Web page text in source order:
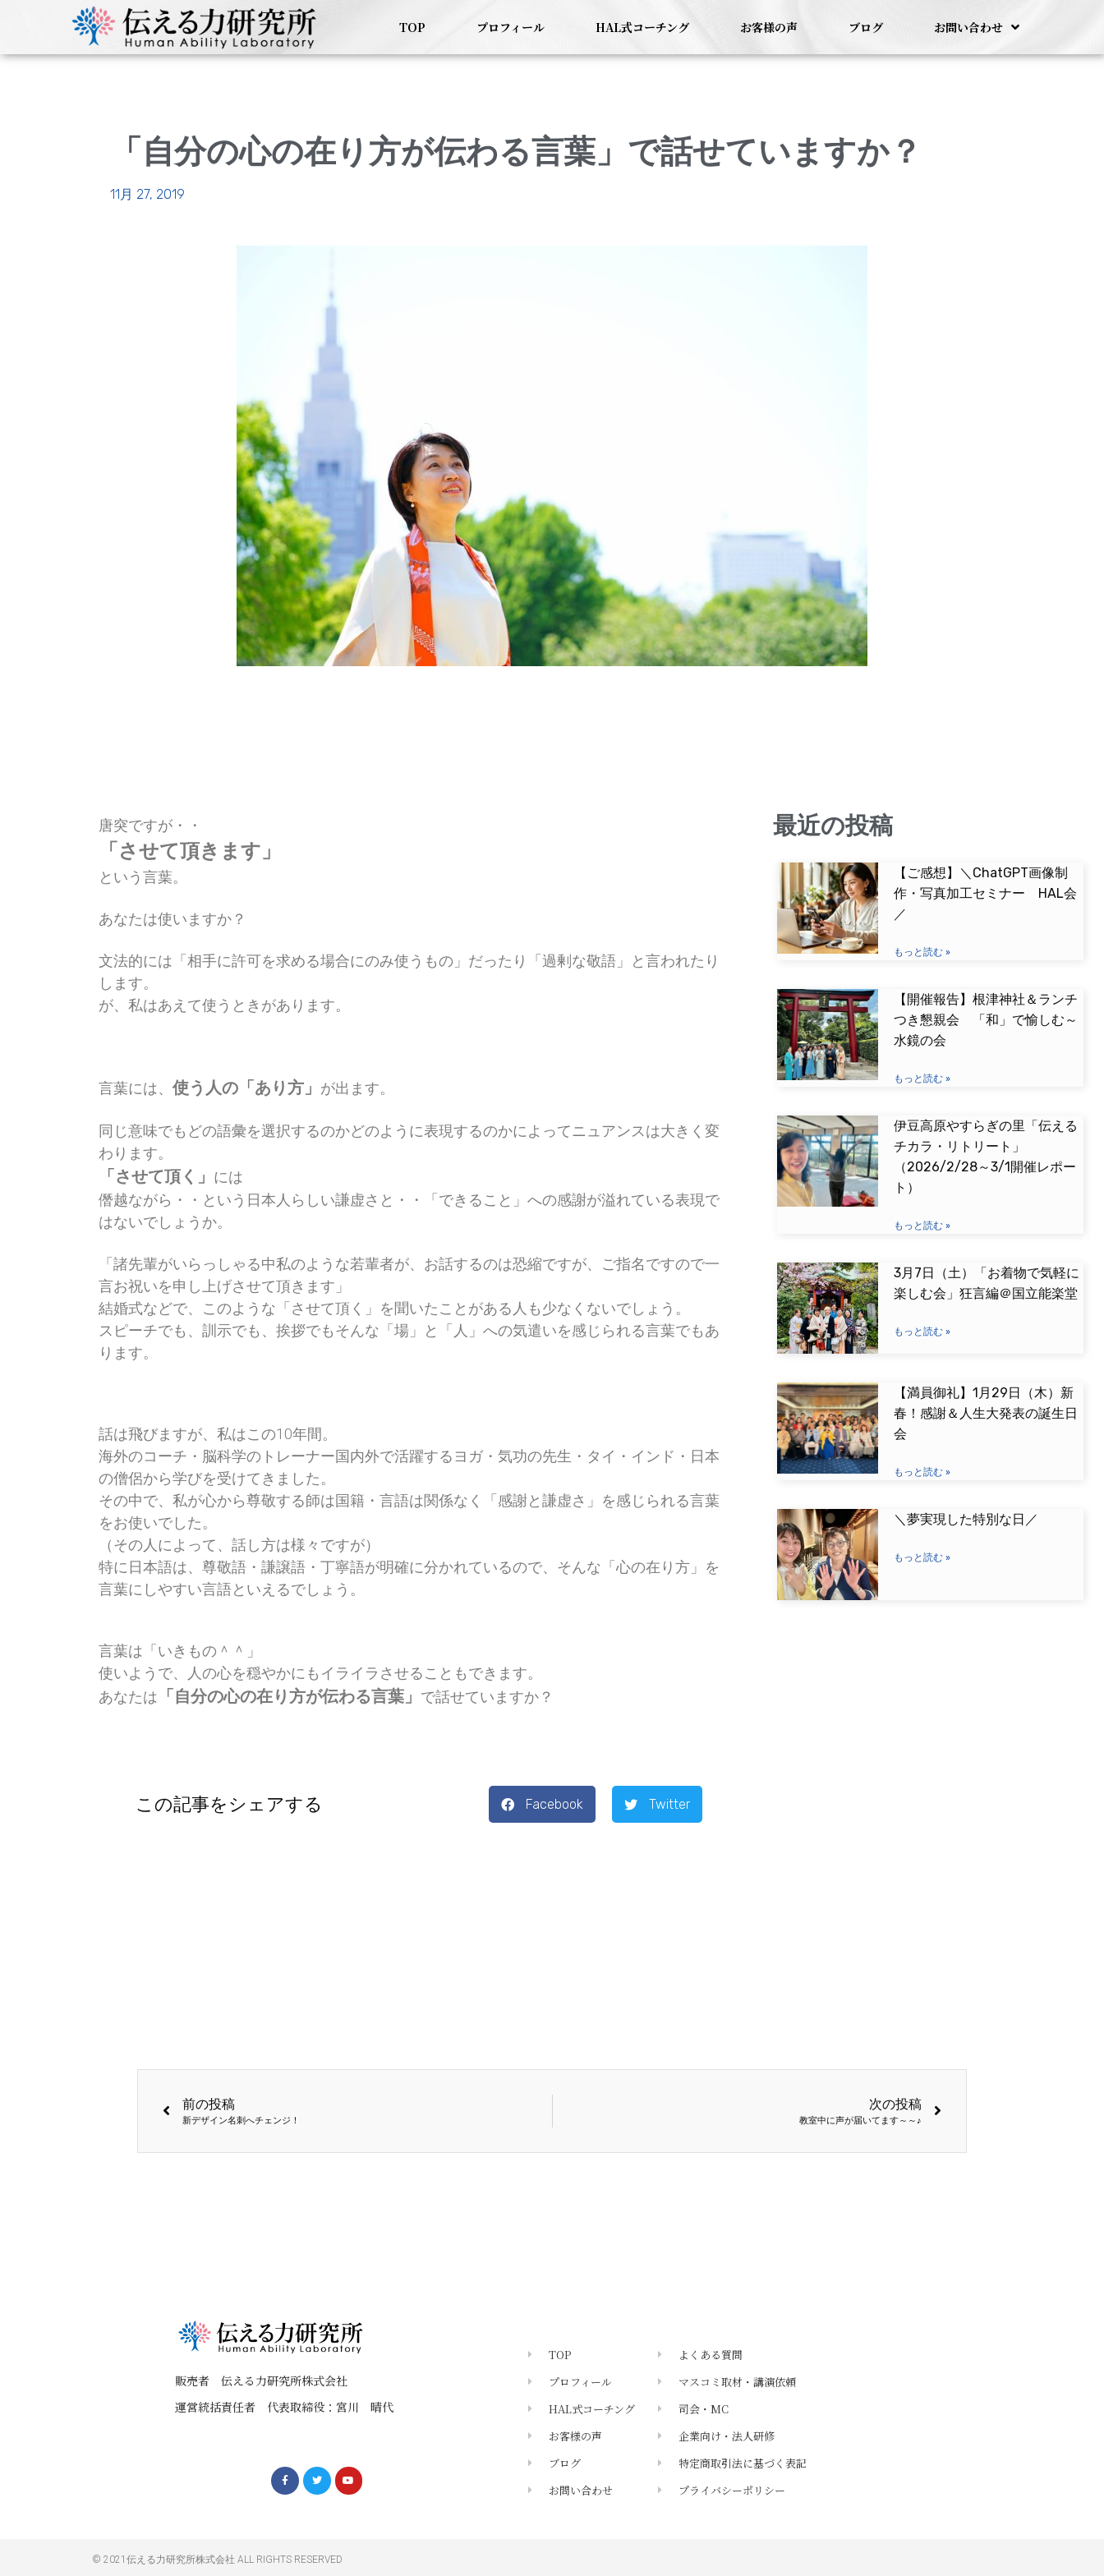
TOP プロフィール HAL式コーチング お客様の声 ブログ お問い合わせ
「自分の心の在り方が伝わる言葉」で話せていますか？
11月 27, 2019
唐突ですが・・
「させて頂きます」
という言葉。
あなたは使いますか？
文法的には「相手に許可を求める場合にのみ使うもの」だったり
「過剰な敬語」と言われたり
します。
が、私はあえて使うときがあります。
言葉には、 使う人の「あり方」 が出ます。
同じ意味でも どの語彙を選択するのかどのように表現するのかによってニュアンスは大きく変
わります。
「させて頂く」 には
僭越ながら・・という 日本人らしい謙虚さと・・ 「できること」への感謝が溢れている表現で
はないでしょうか。
「諸先輩がいらっしゃる中私のような若輩者が、お話するのは恐縮ですが、ご指名ですので一
言お祝いを申し上げさせて頂きます」
結婚式などで、このような 「させて頂く」を聞いたことがある人も少なくないでしょう。
スピーチでも、訓示でも、挨拶でもそんな「場」と「人」への気遣いを感じられる言葉でもあ
ります。
話は飛びますが、私はこの10年間。
海外のコーチ・脳科学のトレーナー国内外で活躍するヨガ・気功の先生・ タイ・インド・日本
の僧侶から学びを受けてきました。
その中で、私が心から尊敬する師は国籍・言語は関係なく
「感謝と謙虚さ」を感じられる言葉
をお使いでした。
（その人によって、話し方は様々ですが）
特に日本語は、尊敬語・謙譲語・丁寧語が明確に分かれているので、そんな 「心の在り方」を
言葉にしやすい言語といえるでしょう。
言葉は「いきもの＾＾」
使いようで、人の心を穏やかにも イライラさせることもできます。
あなたは
「自分の心の在り方が伝わる言葉」 で話せていますか？
この記事をシェアする Facebook Twitter
最近の投稿
【ご感想】＼ChatGPT画像制
作・写真加工セミナー HAL会
／
もっと読む »
【開催報告】根津神社＆ランチ
つき懇親会 「和」で愉しむ～
水鏡の会
もっと読む »
伊豆高原やすらぎの里「伝える
チカラ・リトリート」
（2026/2/28～3/1開催レポー
ト）
もっと読む »
3月7日（土）「お着物で気軽に
楽しむ会」狂言編＠国立能楽堂
もっと読む »
【満員御礼】1月29日（木）新
春！感謝＆人生大発表の誕生日
会
もっと読む »
＼夢実現した特別な日／
もっと読む »
前の投稿
新デザイン名刺へチェンジ！
次の投稿
教室中に声が届いてます～～♪
販売者 伝える力研究所株式会社
運営統括責任者 代表取締役：宮川 晴代
TOP
プロフィール
HAL式コーチング
お客様の声
ブログ
お問い合わせ
よくある質問
マスコミ取材・講演依頼
司会・MC
企業向け・法人研修
特定商取引法に基づく表記
プライバシーポリシー
© 2021伝える力研究所株式会社 ALL RIGHTS RESERVED​